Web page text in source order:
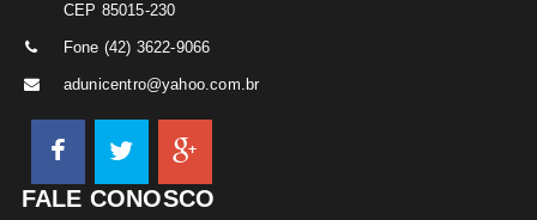
CEP 85015-230
Fone (42) 3622-9066
adunicentro@yahoo.com.br
FALE CONOSCO